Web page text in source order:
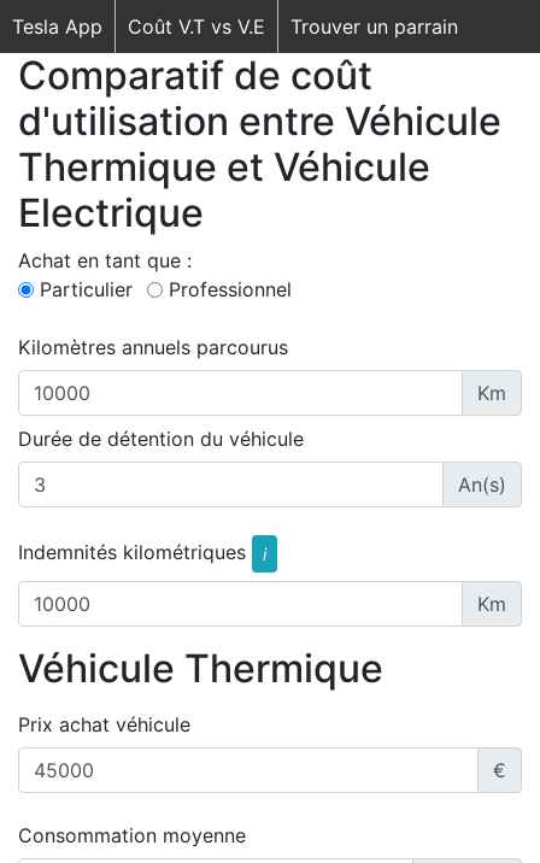
Tesla App Coût V.T vs V.E Trouver un parrain
Comparatif de coût
d'utilisation entre Véhicule
Thermique et Véhicule
Electrique
Achat en tant que :
Particulier
Professionnel
Kilomètres annuels parcourus
Km
Durée de détention du véhicule
An(s)
Indemnités kilométriques i
Km
Véhicule Thermique
Prix achat véhicule
€
Consommation moyenne